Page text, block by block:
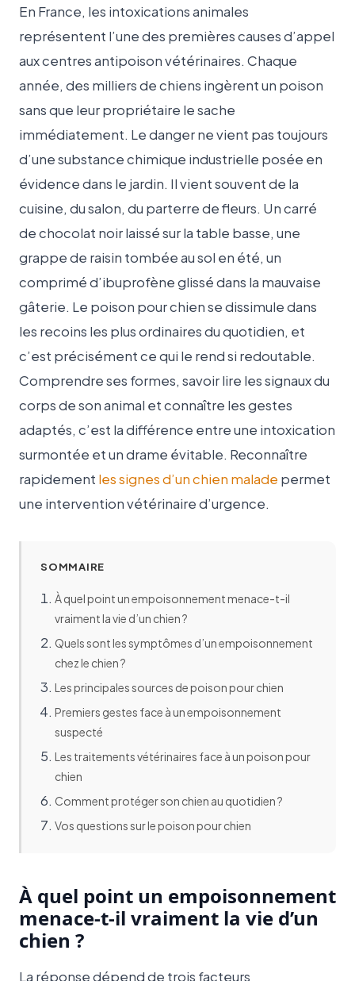
En France, les intoxications animales
représentent l’une des premières causes d’appel
aux centres antipoison vétérinaires. Chaque
année, des milliers de chiens ingèrent un poison
sans que leur propriétaire le sache
immédiatement. Le danger ne vient pas toujours
d’une substance chimique industrielle posée en
évidence dans le jardin. Il vient souvent de la
cuisine, du salon, du parterre de fleurs. Un carré
de chocolat noir laissé sur la table basse, une
grappe de raisin tombée au sol en été, un
comprimé d’ibuprofène glissé dans la mauvaise
gâterie. Le poison pour chien se dissimule dans
les recoins les plus ordinaires du quotidien, et
c’est précisément ce qui le rend si redoutable.
Comprendre ses formes, savoir lire les signaux du
corps de son animal et connaître les gestes
adaptés, c’est la différence entre une intoxication
surmontée et un drame évitable. Reconnaître
rapidement les signes d’un chien malade permet
une intervention vétérinaire d’urgence.
SOMMAIRE
À quel point un empoisonnement menace-t-il
vraiment la vie d’un chien ?
Quels sont les symptômes d’un empoisonnement
chez le chien ?
Les principales sources de poison pour chien
Premiers gestes face à un empoisonnement
suspecté
Les traitements vétérinaires face à un poison pour
chien
Comment protéger son chien au quotidien ?
Vos questions sur le poison pour chien
À quel point un empoisonnement
menace-t-il vraiment la vie d’un
chien ?
La réponse dépend de trois facteurs